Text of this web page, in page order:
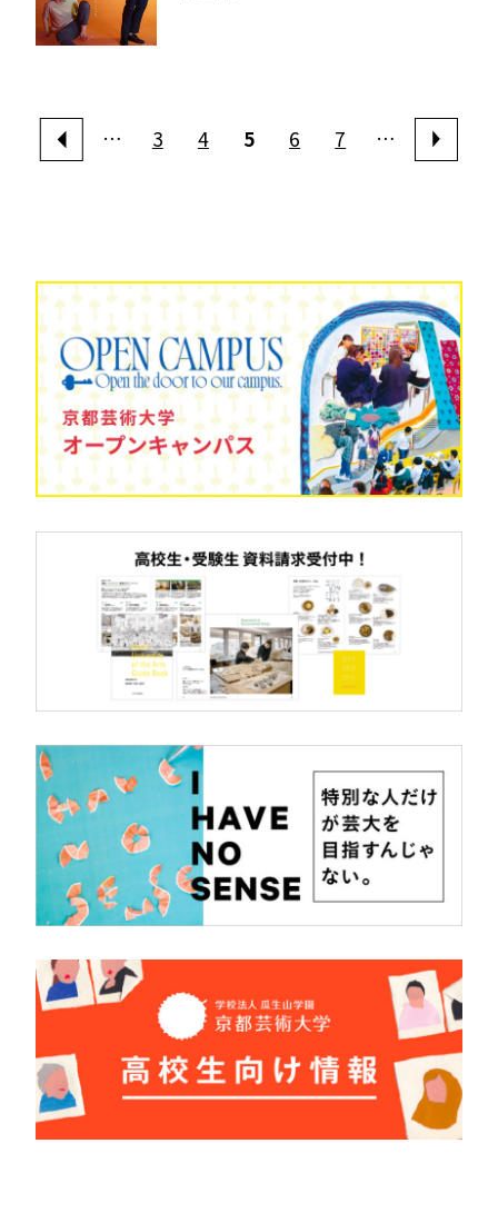
… 3 4 5 6 7 …